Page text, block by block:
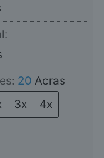
20 Acras
3x
4x